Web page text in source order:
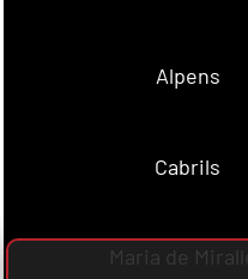
Alpens
Cabrils
Maria de